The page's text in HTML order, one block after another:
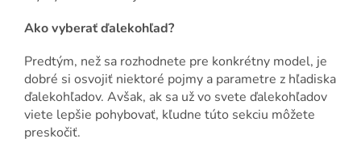
Ako vyberať ďalekohľad?
Predtým, než sa rozhodnete pre konkrétny model, je
dobré si osvojiť niektoré pojmy a parametre z hľadiska
ďalekohľadov. Avšak, ak sa už vo svete ďalekohľadov
viete lepšie pohybovať, kľudne túto sekciu môžete
preskočiť.